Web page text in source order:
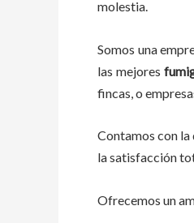
molestia.
Somos una
las mejores
fincas, o
Contamos con
la satisfacción
Ofrecemos un